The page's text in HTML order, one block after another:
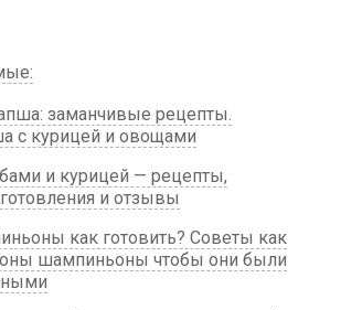
заманчивые рецепты.
с курицей и овощами
и курицей — рецепты,
и отзывы
как готовить? Советы как
шампиньоны чтобы они были